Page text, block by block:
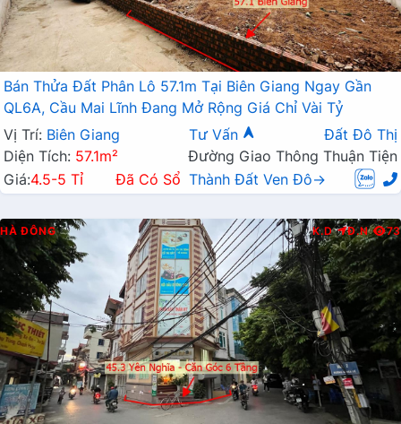
Bán Thửa Đất Phân Lô 57.1m Tại Biên Giang Ngay Gần
QL6A, Cầu Mai Lĩnh Đang Mở Rộng Giá Chỉ Vài Tỷ
Vị Trí: Biên Giang Tư Vấn
Đất Đô Thị
Diện Tích: 57.1m²
Đường Giao Thông Thuận Tiện
Giá:4.5-5 Tỉ Đã Có Sổ Thành Đất Ven Đô→
HÀ ĐÔNG K.D Đ.N 73